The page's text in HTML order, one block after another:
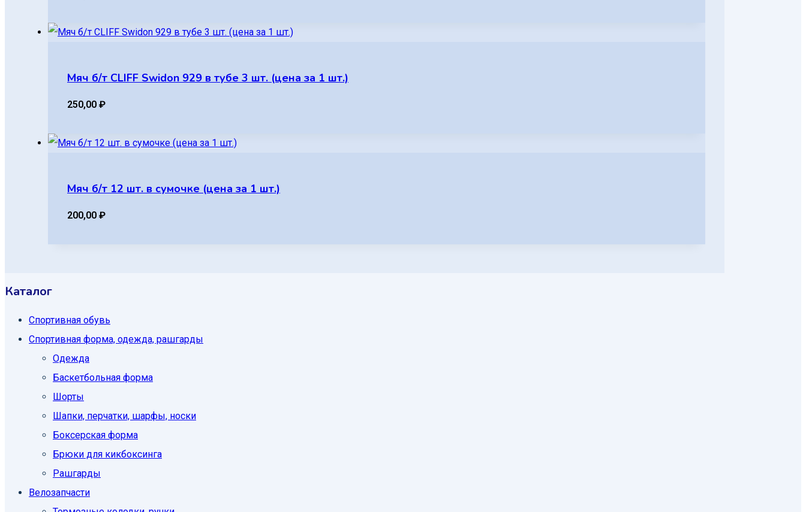
Мяч б/т CLIFF Swidon 929 в тубе 3 шт. (цена за 1 шт.)
250,00 ₽
Мяч б/т 12 шт. в сумочке (цена за 1 шт.)
200,00 ₽
Каталог
Спортивная обувь
Спортивная форма, одежда, рашгарды
Одежда
Баскетбольная форма
Шорты
Шапки, перчатки, шарфы, носки
Боксерская форма
Брюки для кикбоксинга
Рашгарды
Велозапчасти